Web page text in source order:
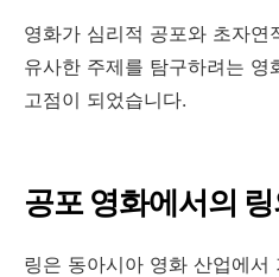
영화가 심리적 공포와 초자연
유사한 주제를 탐구하려는
고점이 되었습니다.
공포 영화에서의
링은 동아시아 영화 산업에